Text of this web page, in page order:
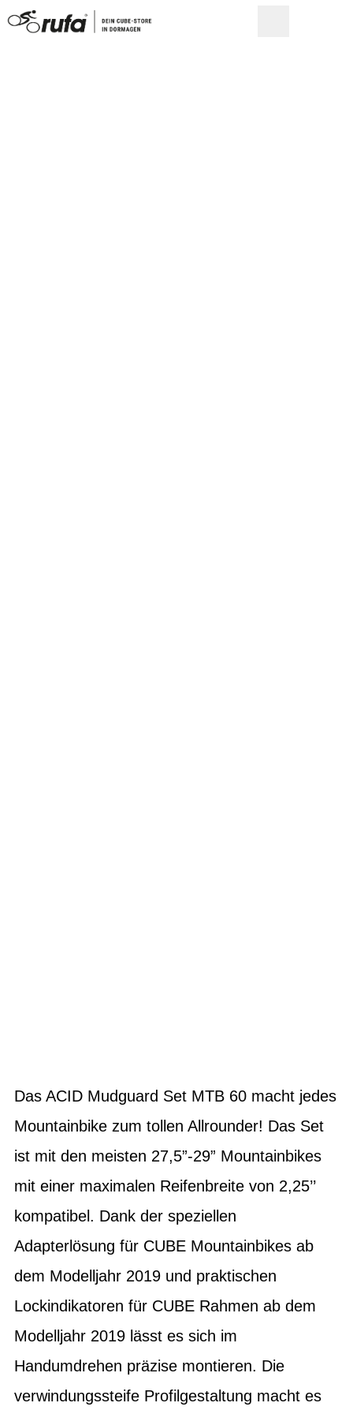
Das ACID Mudguard Set MTB 60 macht jedes
Mountainbike zum tollen Allrounder! Das Set
ist mit den meisten 27,5”-29” Mountainbikes
mit einer maximalen Reifenbreite von 2,25’’
kompatibel. Dank der speziellen
Adapterlösung für CUBE Mountainbikes ab
dem Modelljahr 2019 und praktischen
Lockindikatoren für CUBE Rahmen ab dem
Modelljahr 2019 lässt es sich im
Handumdrehen präzise montieren. Die
verwindungssteife Profilgestaltung macht es